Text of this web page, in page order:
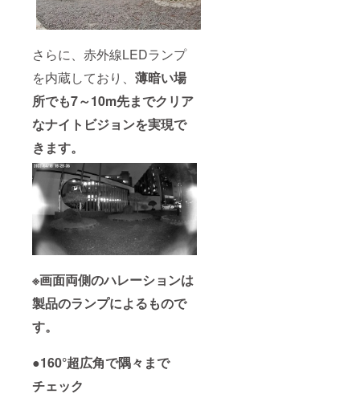
さらに、赤外線LEDランプ
を内蔵しており、 薄暗い場
所でも7～10m先までクリア
なナイトビジョンを実現で
きます。
※画面両側のハレーションは
製品のランプによるもので
す。
●160°超広角で隅々まで
チェック